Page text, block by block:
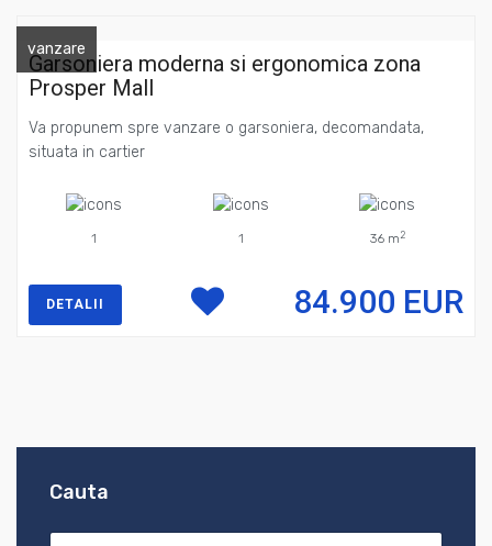
vanzare
Garsoniera moderna si ergonomica zona
Prosper Mall
Va propunem spre vanzare o garsoniera, decomandata,
situata in cartier
1 1 36 m 2
DETALII 84.900 EUR
Cauta